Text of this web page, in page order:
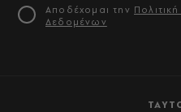
Αποδέχομαι την
Δεδομένων